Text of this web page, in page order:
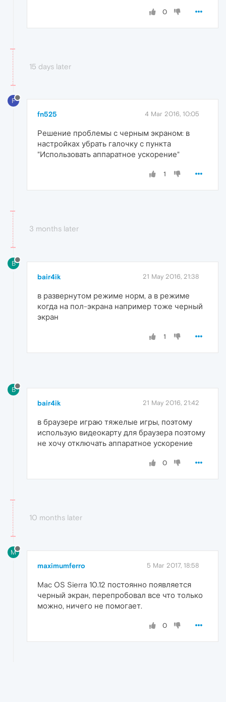
0
15 days later
F
fn525 4 Mar 2016, 10:05
Решение проблемы с черным экраном: в
настройках убрать галочку с пункта
"Использовать аппаратное ускорение"
1
3 months later
B
bair4ik 21 May 2016, 21:38
в развернутом режиме норм, а в режиме
когда на пол-экрана например тоже черный
экран
1
B
bair4ik 21 May 2016, 21:42
в браузере играю тяжелые игры, поэтому
использую видеокарту для браузера поэтому
не хочу отключать аппаратное ускорение
0
10 months later
M
maximumferro 5 Mar 2017, 18:58
Mac OS Sierra 10.12 постоянно появляется
черный экран, перепробовал все что только
можно, ничего не помогает.
0